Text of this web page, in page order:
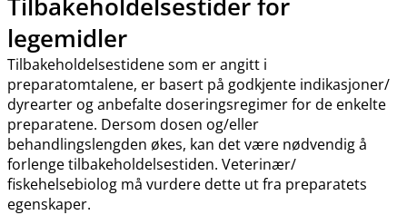
Tilbakeholdelsestider for
legemidler
Tilbakeholdelsestidene som er angitt i
preparatomtalene, er basert på godkjente indikasjoner​/​
dyrearter og anbefalte doseringsregimer for de enkelte
preparatene. Dersom dosen og​/​eller
behandlingslengden økes, kan det være nødvendig å
forlenge tilbakeholdelsestiden. Veterinær​/​
fiskehelsebiolog må vurdere dette ut fra preparatets
egenskaper.